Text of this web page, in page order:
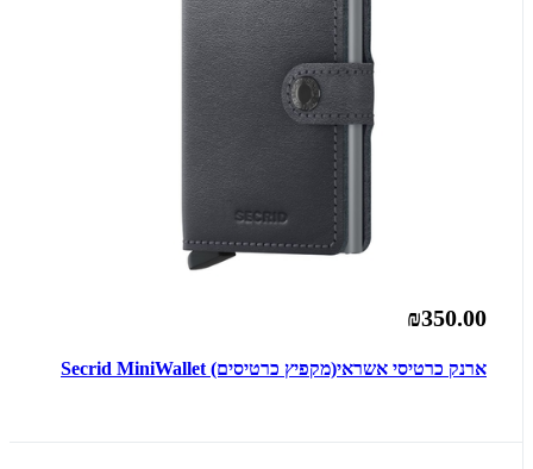
₪350.00
ארנק כרטיסי אשראי(מקפיץ כרטיסים) Secrid MiniWallet